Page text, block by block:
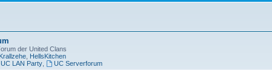
der United Clans
Krallzehe HellsKitchen
UC LAN Party, UC Serverforum